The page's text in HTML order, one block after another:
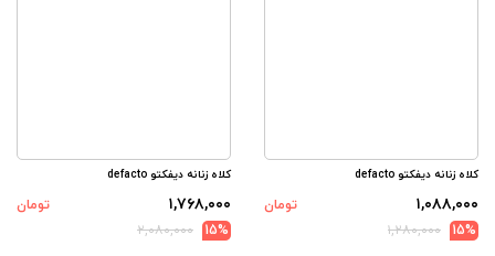
کلاه زنانه دیفکتو defacto
۱,۰۸۸,۰۰۰
تومان
15%
۱,۲۸۰,۰۰۰
کلاه زنانه دیفکتو defacto
۱,۷۶۸,۰۰۰
تومان
15%
۲,۰۸۰,۰۰۰